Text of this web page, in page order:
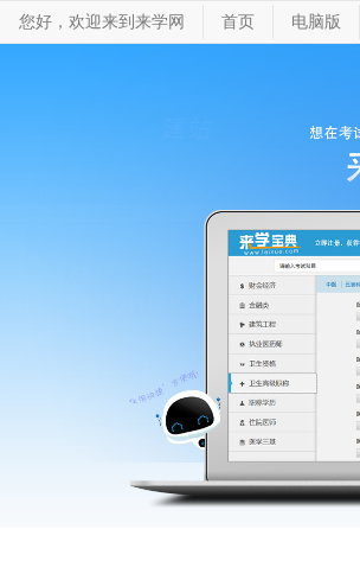
您好，欢迎来到来学网 首页 电脑版